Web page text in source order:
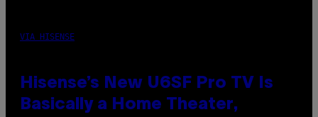
VIA HISENSE
Hisense’s New U6SF Pro TV Is
Basically a Home Theater,